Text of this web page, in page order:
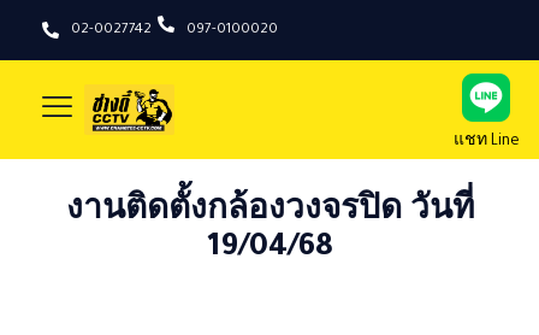
02-0027742 097-0100020
แชท Line
งานติดตั้งกล้องวงจรปิด วันที่
19/04/68